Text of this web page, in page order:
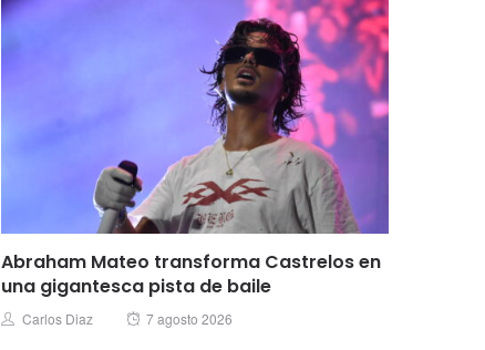
Abraham Mateo transforma Castrelos en
una gigantesca pista de baile
Author
Carlos Diaz
Posted
7 agosto 2026